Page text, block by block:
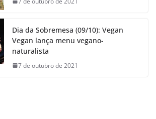
Dia da Sobremesa (09/10): Vegan
Vegan lança menu vegano-
naturalista
7 de outubro de 2021